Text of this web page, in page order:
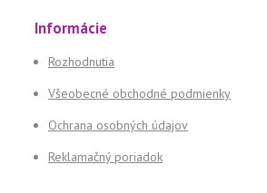
Informácie
Rozhodnutia
Všeobecné obchodné podmienky
Ochrana osobných údajov
Reklamačný poriadok